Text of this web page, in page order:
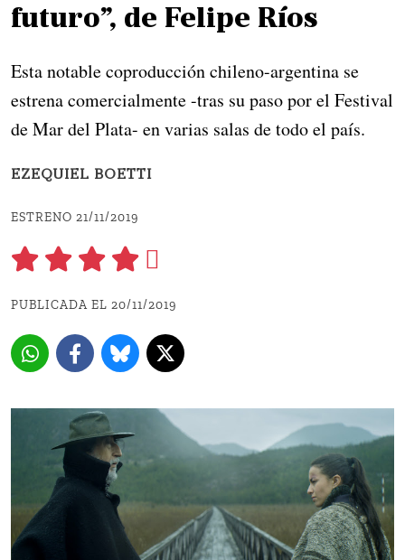
futuro”, de Felipe Ríos
Esta notable coproducción chileno-argentina se
estrena comercialmente -tras su paso por el Festival
de Mar del Plata- en varias salas de todo el país.
EZEQUIEL BOETTI
ESTRENO 21/11/2019
PUBLICADA EL 20/11/2019